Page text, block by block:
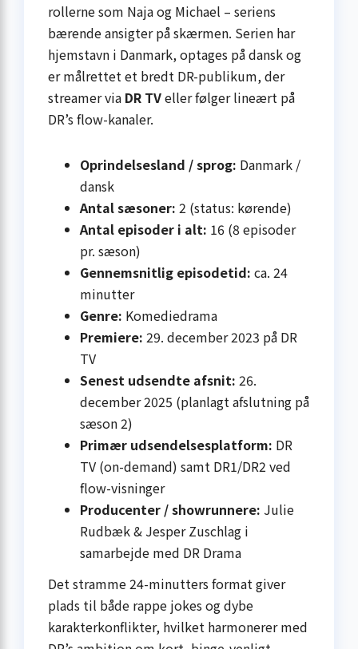
rollerne som Naja og Michael – seriens
bærende ansigter på skærmen. Serien har
hjemstavn i Danmark, optages på dansk og
er målrettet et bredt DR-publikum, der
streamer via DR TVeller følger lineært på
DR’s flow-kanaler.
Oprindelsesland / sprog: Danmark /
dansk
Antal sæsoner: 2 (status: kørende)
Antal episoder i alt: 16 (8 episoder
pr. sæson)
Gennemsnitlig episodetid: ca. 24
minutter
Genre: Komediedrama
Premiere: 29. december 2023 på DR
TV
Senest udsendte afsnit: 26.
december 2025 (planlagt afslutning på
sæson 2)
Primær udsendelsesplatform: DR
TV (on-demand) samt DR1/DR2 ved
flow-visninger
Producenter / showrunnere: Julie
Rudbæk & Jesper Zuschlag i
samarbejde med DR Drama
Det stramme 24-minutters format giver
plads til både rappe jokes og dybe
karakterkonflikter, hvilket harmonerer med